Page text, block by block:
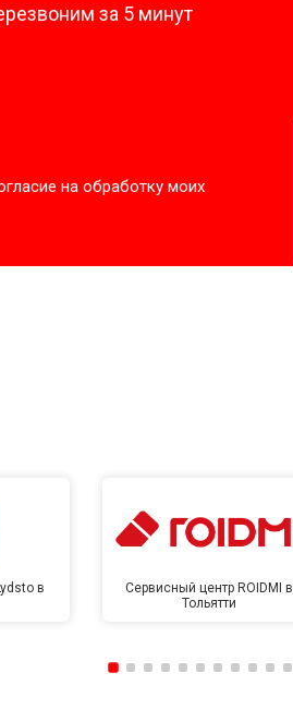
за 5 минут
на обработку моих
в
Сервисный центр ROIDMI в
Тольятти